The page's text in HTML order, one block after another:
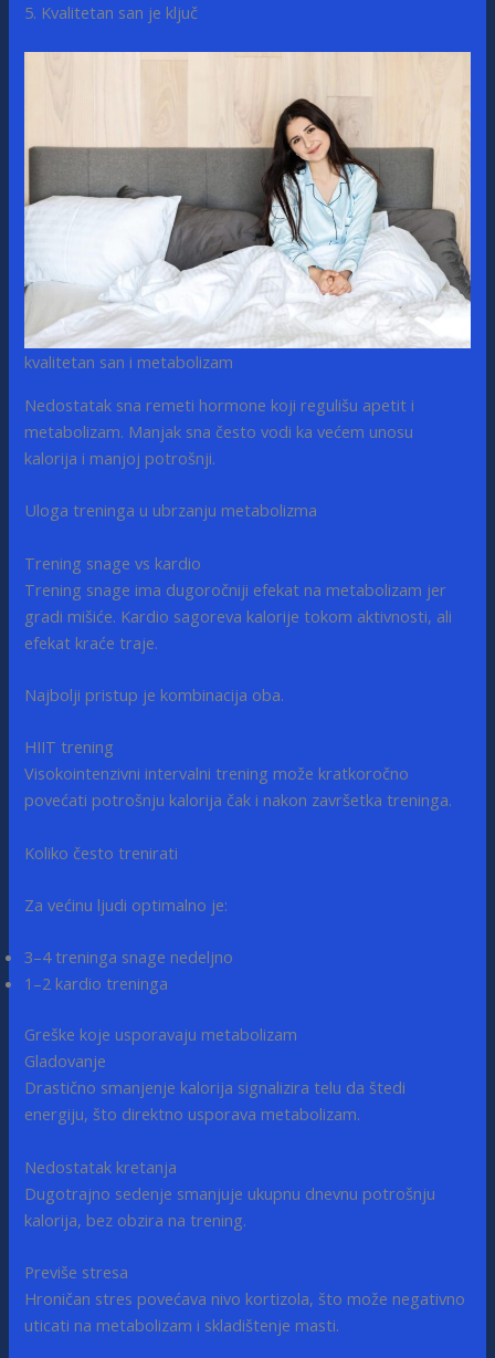
5. Kvalitetan san je ključ
kvalitetan san i metabolizam
Nedostatak sna remeti hormone koji regulišu apetit i
metabolizam. Manjak sna često vodi ka većem unosu
kalorija i manjoj potrošnji.
Uloga treninga u ubrzanju metabolizma
Trening snage vs kardio
Trening snage ima dugoročniji efekat na metabolizam jer
gradi mišiće. Kardio sagoreva kalorije tokom aktivnosti, ali
efekat kraće traje.
Najbolji pristup je kombinacija oba.
HIIT trening
Visokointenzivni intervalni trening može kratkoročno
povećati potrošnju kalorija čak i nakon završetka treninga.
Koliko često trenirati
Za većinu ljudi optimalno je:
3–4 treninga snage nedeljno
1–2 kardio treninga
Greške koje usporavaju metabolizam
Gladovanje
Drastično smanjenje kalorija signalizira telu da štedi
energiju, što direktno usporava metabolizam.
Nedostatak kretanja
Dugotrajno sedenje smanjuje ukupnu dnevnu potrošnju
kalorija, bez obzira na trening.
Previše stresa
Hroničan stres povećava nivo kortizola, što može negativno
uticati na metabolizam i skladištenje masti.